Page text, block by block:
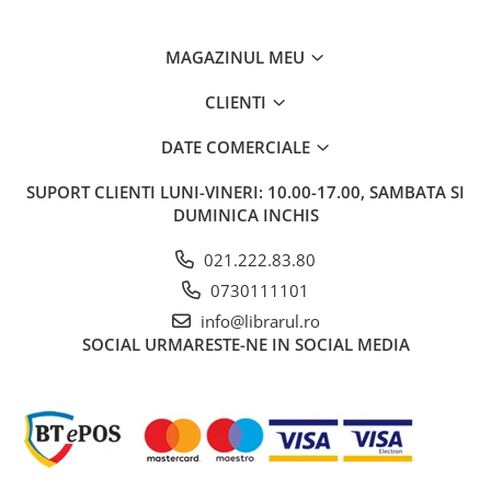
Carti de colorat pentru adulti
Cursuri universitare
Al Doilea Razboi Mondial
Biografii, memorii si jurnale
Istoria comunismului
MAGAZINUL MEU
CLIENTI
DATE COMERCIALE
SUPORT CLIENTI LUNI-VINERI: 10.00-17.00, SAMBATA SI
DUMINICA INCHIS
021.222.83.80
0730111101
info@librarul.ro
SOCIAL URMARESTE-NE IN SOCIAL MEDIA